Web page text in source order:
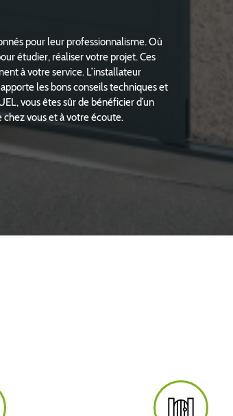
pour leur professionnalisme. Où
étudier, réaliser votre projet. Ces
à votre service. L’installateur
les bons conseils techniques et
vous êtes sûr de bénéficier d’un
vous et à votre écoute.